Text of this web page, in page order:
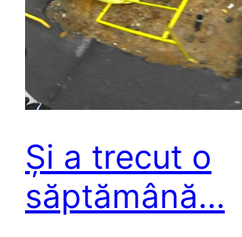
Și a trecut o
săptămână…